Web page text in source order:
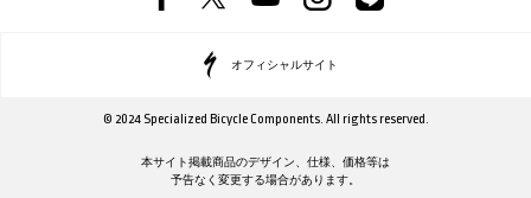
オフィシャルサイト
© 2024 Specialized Bicycle Components. All rights reserved.
本サイト掲載商品のデザイン、仕様、価格等は
予告なく変更する場合があります。